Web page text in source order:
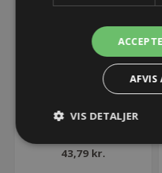
JSGB Clip - NW23
43,79 kr.
AFVIS
VIS DETALJER